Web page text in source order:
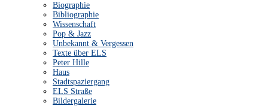
Biographie
Bibliographie
Wissenschaft
Pop & Jazz
Unbekannt & Vergessen
Texte über ELS
Peter Hille
Haus
Stadtspaziergang
ELS Straße
Bildergalerie